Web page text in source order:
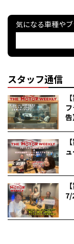
気になる車種や
スタッフ通信
告
7/